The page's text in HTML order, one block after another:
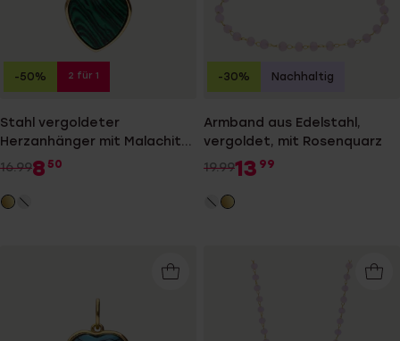
Stahl vergoldeter
Herzanhänger mit Malachit
für Damen
16.998 50
-50% 2 für 1
Armband aus Edelstahl,
vergoldet, mit Rosenquarz
19.9913 99
-30% Nachhaltig